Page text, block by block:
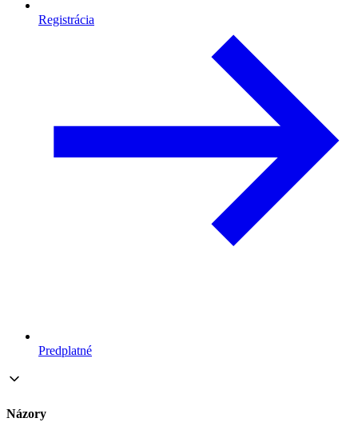
Registrácia
Predplatné
Názory